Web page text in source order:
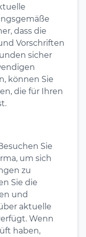
dass die
Vorschriften
sicher
können Sie
die für Ihren
Sie
um sich
zu
Sie die
und
aktuelle
Wenn
haben,